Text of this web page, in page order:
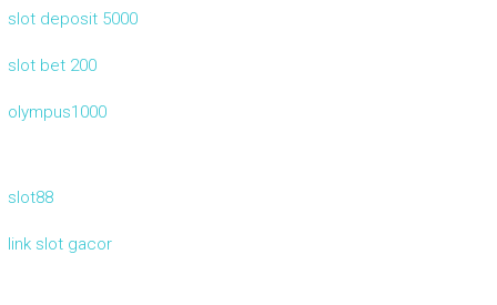
slot deposit 5000
slot bet 200
olympus1000
slot88
link slot gacor